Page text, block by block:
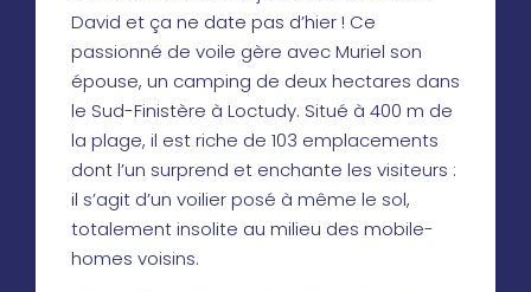
David et ça ne date pas d’hier ! Ce
passionné de voile gère avec Muriel son
épouse, un camping de deux hectares dans
le Sud-Finistère à Loctudy. Situé à 400 m de
la plage, il est riche de 103 emplacements
dont l’un surprend et enchante les visiteurs :
il s’agit d’un voilier posé à même le sol,
totalement insolite au milieu des mobile-
homes voisins.